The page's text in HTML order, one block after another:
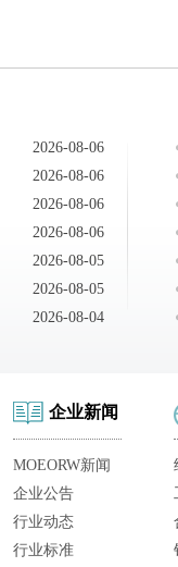
2026-08-06
2026-08-06
2026-08-06
2026-08-06
2026-08-05
2026-08-05
2026-08-04
企业新闻
MOEORW新闻
企业公告
行业动态
行业标准